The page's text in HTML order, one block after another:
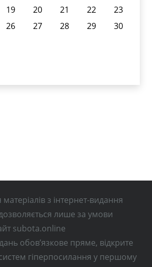
19 20 21 22
23
26 27 28 29
30
з інтернет-видання
лише за умови
subota.online
обов’язкове пряме, відкрите
гіперпосилання у першому